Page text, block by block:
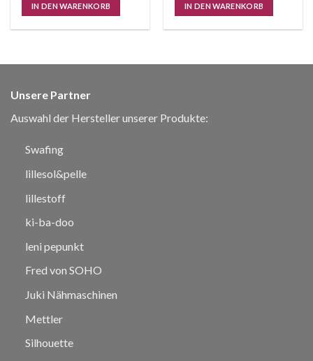
IN DEN WARENKORB IN DEN WARENKORB
Unsere Partner
Auswahl der Hersteller unserer Produkte:
Swafing
lillesol&pelle
lillestoff
ki-ba-doo
leni pepunkt
Fred von SOHO
Juki Nähmaschinen
Mettler
Silhouette